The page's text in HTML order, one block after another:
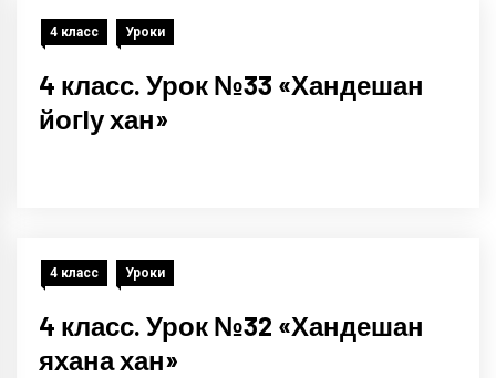
4 класс Уроки
4 класс. Урок №33 «Хандешан
йогIу хан»
4 класс Уроки
4 класс. Урок №32 «Хандешан
яхана хан»